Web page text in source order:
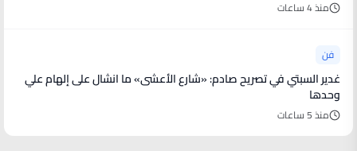
منذ 4 ساعات
فن
غدير السبتي في تصريح صادم: «شارع الأعشى» ما انشال على إلهام علي
وحدها
منذ 5 ساعات